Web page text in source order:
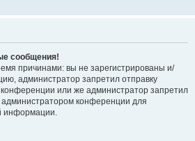
сообщения!
причинами: вы не зарегистрированы и/
администратор запретил отправку
или же администратор запретил
конференции для
информации.